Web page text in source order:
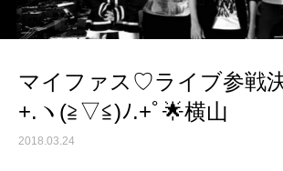
マイファス♡ライブ参戦
+.ヽ(≧▽≦)ﾉ.+ﾟ🌟横山
2018.03.24